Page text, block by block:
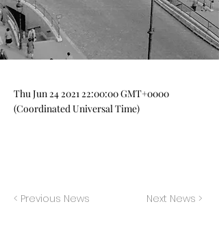
Thu Jun24 2021 22:00:00 GMT+0000
(Coordinated Universal Time)
< Previous News Next News >